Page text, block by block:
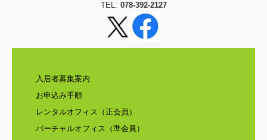
TEL: 078-392-2127
入居者募集案内
お申込み手順
レンタルオフィス（正会員）
バーチャルオフィス（準会員）